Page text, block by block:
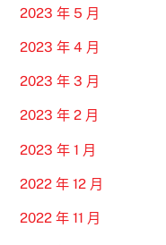
2023 年 5 月
2023 年 4 月
2023 年 3 月
2023 年 2 月
2023 年 1 月
2022 年 12 月
2022 年 11 月